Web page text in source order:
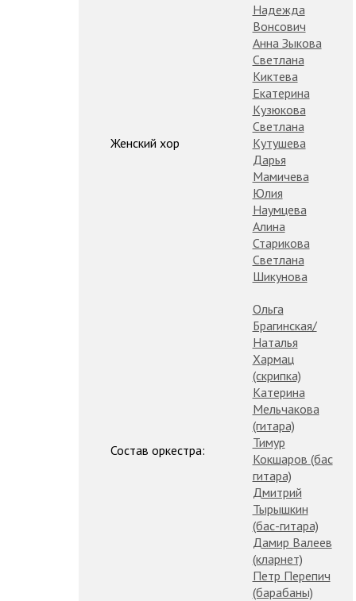
Женский хор
Надежда
Вонсович
Анна Зыкова
Светлана
Киктева
Екатерина
Кузюкова
Светлана
Кутушева
Дарья
Мамичева
Юлия
Наумцева
Алина
Старикова
Светлана
Шикунова
Состав оркестра:
Ольга
Брагинская/
Наталья
Хармац
(скрипка)
Катерина
Мельчакова
(гитара)
Тимур
Кокшаров (бас
гитара)
Дмитрий
Тырышкин
(бас-гитара)
Дамир Валеев
(кларнет)
Петр Перепич
(барабаны)